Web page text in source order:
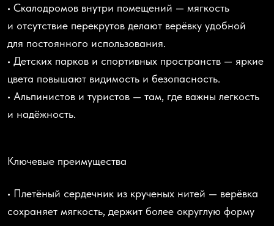
• Скалодромов внутри помещений — мягкость
и отсутствие перекрутов делают верёвку удобной
для постоянного использования.
• Детских парков и спортивных пространств — яркие
цвета повышают видимость и безопасность.
• Альпинистов и туристов — там, где важны легкость
и надёжность.
Ключевые преимущества
• Плетёный сердечник из крученых нитей — верёвка
сохраняет мягкость, держит более округлую форму